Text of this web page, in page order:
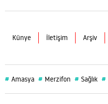
Künye İletişim Arşiv
# Amasya # Merzifon # Sağlık #